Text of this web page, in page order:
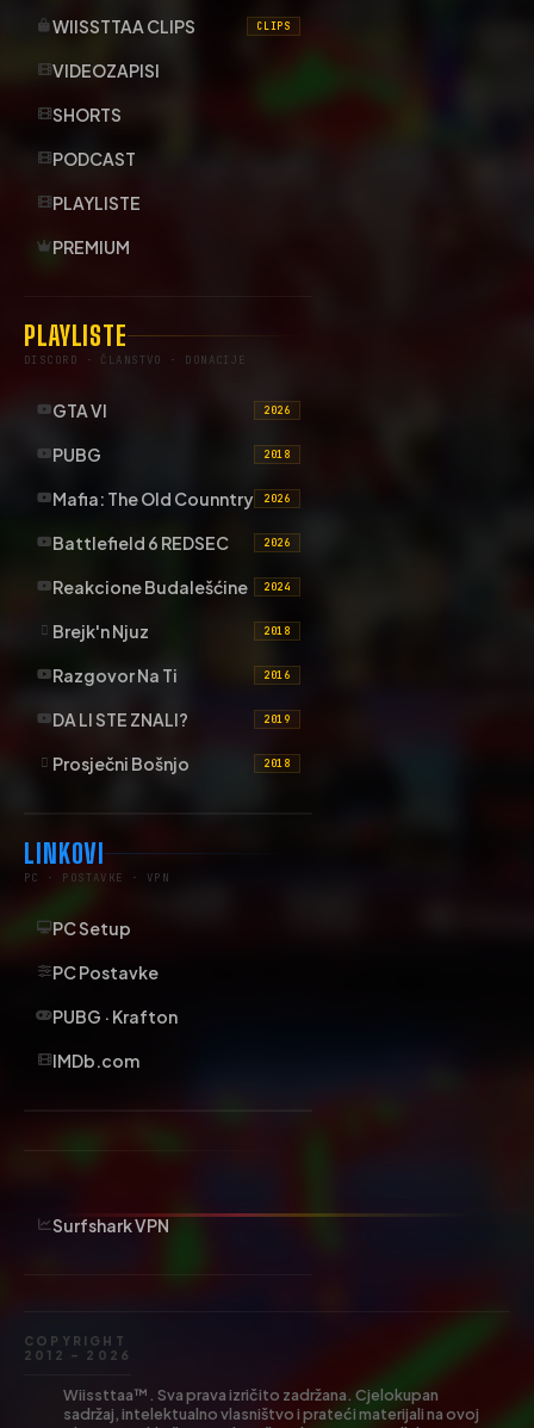
WIISSTTAA CLIPS CLIPS
VIDEOZAPISI
SHORTS
PODCAST
PLAYLISTE
PREMIUM
PLAYLISTE
DISCORD · ČLANSTVO · DONACIJE
GTA VI 2026
PUBG 2018
Mafia: The Old Counntry 2026
Battlefield 6 REDSEC 2026
Reakcione Budalešćine 2024
Brejk'n Njuz 2018
Razgovor Na Ti 2016
DA LI STE ZNALI? 2019
Prosječni Bošnjo 2018
LINKOVI
PC · POSTAVKE · VPN
PC Setup
PC Postavke
PUBG · Krafton
IMDb.com
Surfshark VPN
COPYRIGHT
2012 – 2026
Wiissttaa™. Sva prava izričito zadržana. Cjelokupan
sadržaj, intelektualno vlasništvo i prateći materijali na ovoj